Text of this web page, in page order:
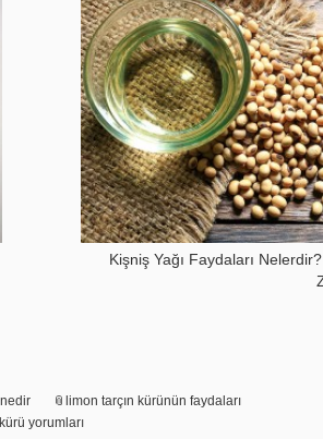
Kişniş Yağı Faydaları Nelerdir?
limon tarçın kürünün faydaları
yorumları